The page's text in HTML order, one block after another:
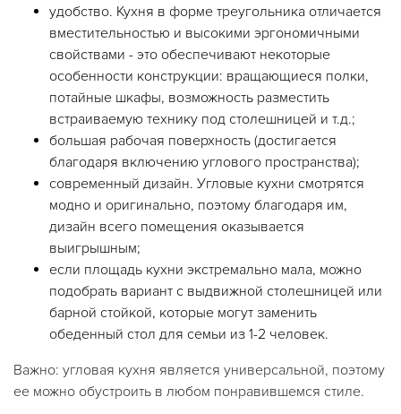
удобство. Кухня в форме треугольника отличается
вместительностью и высокими эргономичными
свойствами - это обеспечивают некоторые
особенности конструкции: вращающиеся полки,
потайные шкафы, возможность разместить
встраиваемую технику под столешницей и т.д.;
большая рабочая поверхность (достигается
благодаря включению углового пространства);
современный дизайн. Угловые кухни смотрятся
модно и оригинально, поэтому благодаря им,
дизайн всего помещения оказывается
выигрышным;
если площадь кухни экстремально мала, можно
подобрать вариант с выдвижной столешницей или
барной стойкой, которые могут заменить
обеденный стол для семьи из 1-2 человек.
Важно: угловая кухня является универсальной, поэтому
ее можно обустроить в любом понравившемся стиле.